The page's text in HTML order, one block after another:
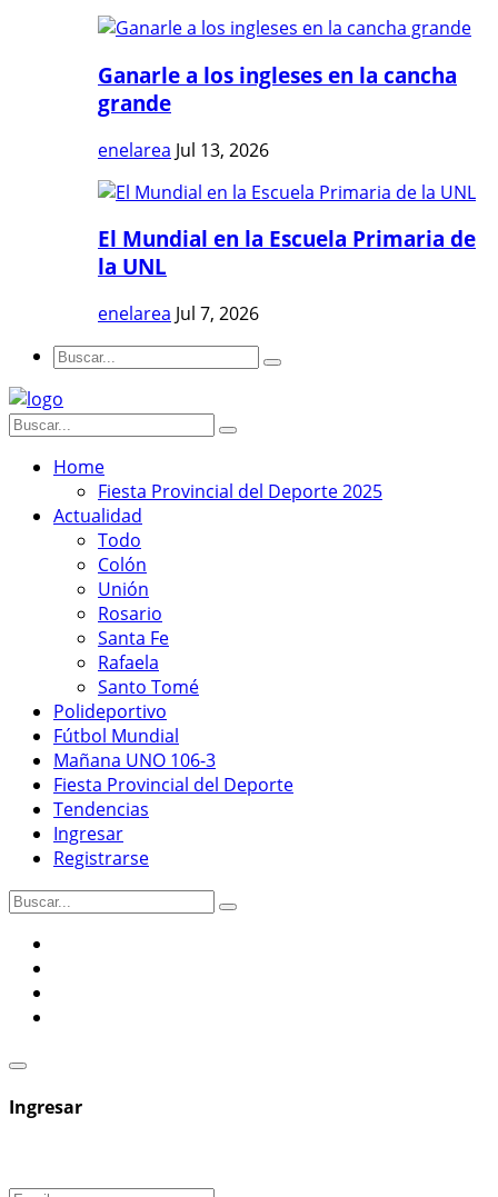
Ganarle a los ingleses en la cancha
grande
enelarea Jul 13, 2026
El Mundial en la Escuela Primaria de
la UNL
enelarea Jul 7, 2026
Home
Fiesta Provincial del Deporte 2025
Actualidad
Todo
Colón
Unión
Rosario
Santa Fe
Rafaela
Santo Tomé
Polideportivo
Fútbol Mundial
Mañana UNO 106-3
Fiesta Provincial del Deporte
Tendencias
Ingresar
Registrarse
Ingresar